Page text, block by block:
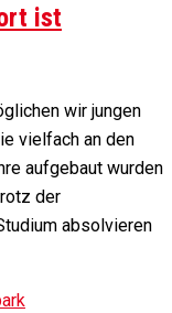
ist
wir jungen
vielfach an den
aufgebaut wurden
der
absolvieren